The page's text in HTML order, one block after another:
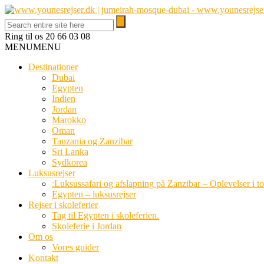
Ring til os 20 66 03 08
MENUMENU
Destinationer
Dubai
Egypten
Indien
Jordan
Marokko
Oman
Tanzania og Zanzibar
Sri Lanka
Sydkorea
Luksusrejser
:Luksussafari og afslapning på Zanzibar – Oplevelser i
Egypten – luksusrejser
Rejser i skoleferier
Tag til Egypten i skoleferien.
Skoleferie i Jordan
Om os
Vores guider
Kontakt